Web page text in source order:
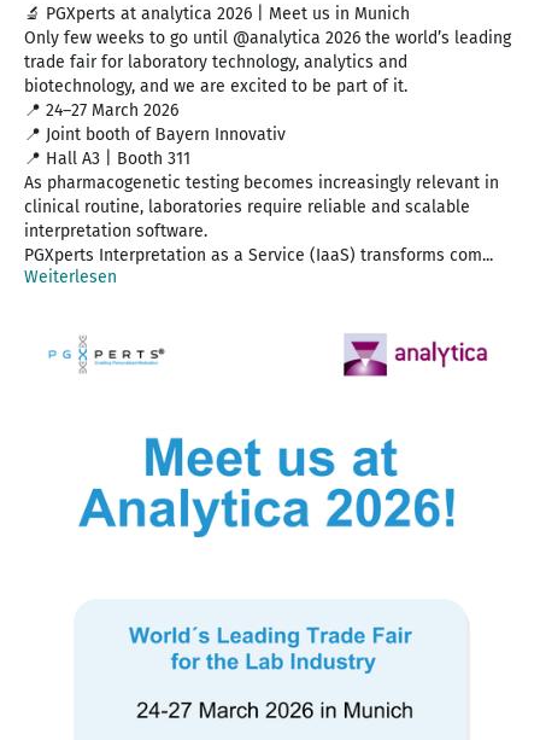
🔬 PGXperts at analytica 2026 | Meet us in Munich
Only few weeks to go until @analytica 2026 the world’s leading
trade fair for laboratory technology, analytics and
biotechnology, and we are excited to be part of it.
📍 24–27 March 2026
📍 Joint booth of Bayern Innovativ
📍 Hall A3 | Booth 311
As pharmacogenetic testing becomes increasingly relevant in
clinical routine, laboratories require reliable and scalable
interpretation software.
PGXperts Interpretation as a Service (IaaS) transforms com...
Weiterlesen